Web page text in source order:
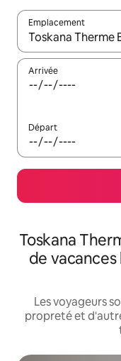
Emplacement
Quand les résultats
Arrivée
Départ
Toskana
de
Les voyageurs
propreté et